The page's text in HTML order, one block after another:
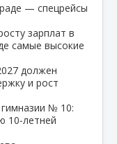
— спецрейсы
зарплат в
самые высокие
должен
и рост
№ 10:
10‑летней